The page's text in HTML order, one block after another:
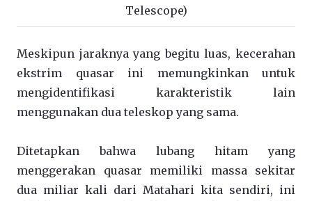
Telescope)
Meskipun jaraknya yang begitu luas, kecerahan
ekstrim quasar ini memungkinkan untuk
mengidentifikasi karakteristik lain
menggunakan dua teleskop yang sama.
Ditetapkan bahwa lubang hitam yang
menggerakan quasar memiliki massa sekitar
dua miliar kali dari Matahari kita sendiri, ini